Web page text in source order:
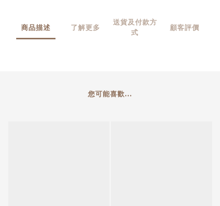
商品描述 了解更多
送貨及付款方
式
顧客評價
您可能喜歡...